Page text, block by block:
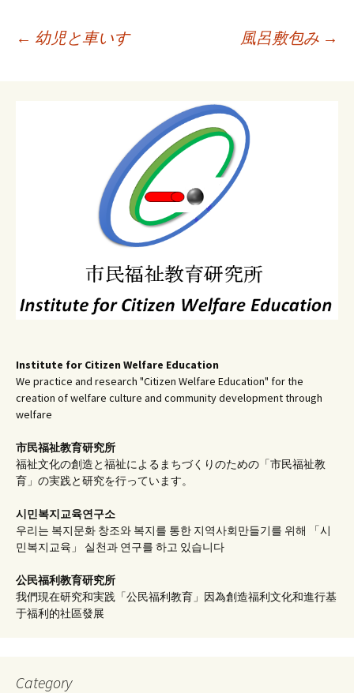
← 幼児と車いす 風呂敷包み →
Institute for Citizen Welfare Education
We practice and research "Citizen Welfare Education" for the
creation of welfare culture and community development through
welfare
市民福祉教育研究所
福祉文化の創造と福祉によるまちづくりのための「市民福祉教
育」の実践と研究を行っています。
시민복지교육연구소
우리는 복지문화 창조와 복지를 통한 지역사회만들기를 위해 「시
민복지교육」 실천과 연구를 하고 있습니다
公民福利教育研究所
我們現在研究和実践「公民福利教育」因為創造福利文化和進行基
于福利的社區發展
Category